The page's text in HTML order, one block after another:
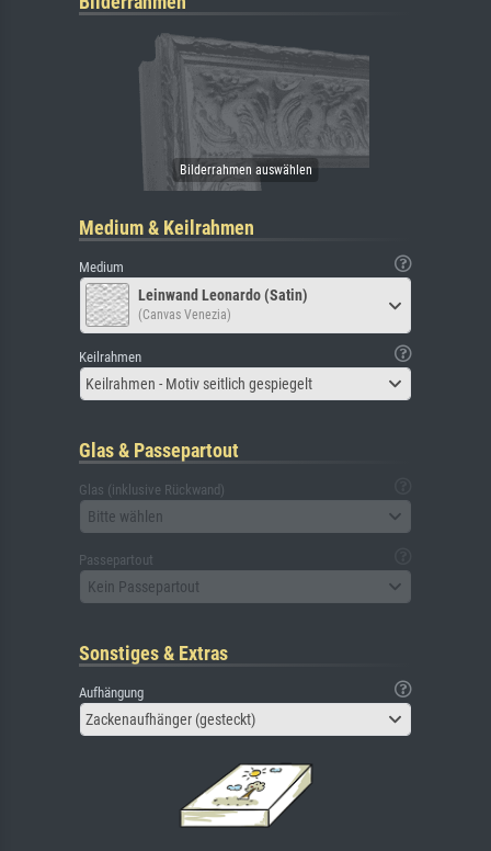
Medium & Keilrahmen
Medium
Leinwand Leonardo (Satin)
(Canvas Venezia)
Keilrahmen
Keilrahmen - Motiv seitlich gespiegelt
Glas & Passepartout
Glas (inklusive Rückwand)
Bitte wählen
Passepartout
Kein Passepartout
Sonstiges & Extras
Aufhängung
Zackenaufhänger (gesteckt)